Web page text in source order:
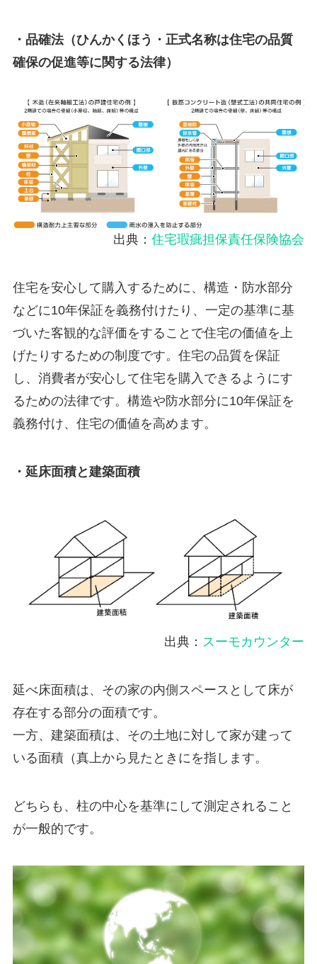
・品確法（ひんかくほう・正式名称は住宅の品質
確保の促進等に関する法律）
出典：住宅瑕疵担保責任保険協会
住宅を安心して購入するために、構造・防水部分
などに10年保証を義務付けたり、一定の基準に基
づいた客観的な評価をすることで住宅の価値を上
げたりするための制度です。住宅の品質を保証
し、消費者が安心して住宅を購入できるようにす
るための法律です。構造や防水部分に10年保証を
義務付け、住宅の価値を高めます。
・延床面積と建築面積
出典： スーモカウンター
延べ床面積は、その家の内側スペースとして床が
存在する部分の面積です。
一方、建築面積は、その土地に対して家が建って
いる面積（真上から見たときにを指します。
どちらも、柱の中心を基準にして測定されること
が一般的です。